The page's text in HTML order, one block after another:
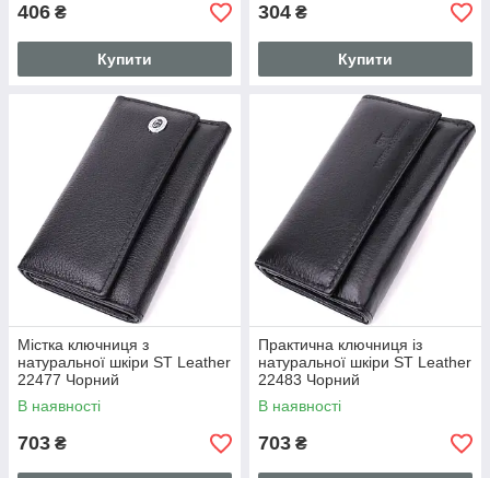
406 ₴
Купити
304 ₴
Купити
Містка ключниця з
натуральної шкіри ST Leather
22477 Чорний
В наявності
703 ₴
Практична ключниця із
натуральної шкіри ST Leather
22483 Чорний
В наявності
703 ₴